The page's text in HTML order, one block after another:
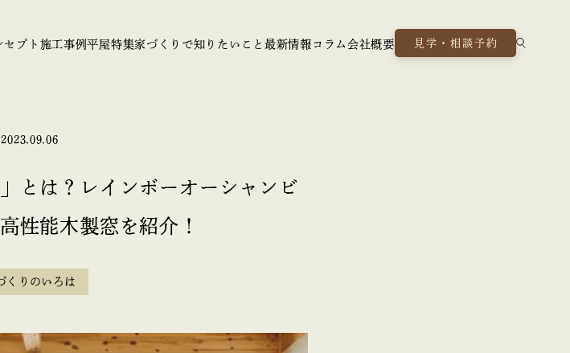
セプト 施工事例平屋特集家づくりで知りたいこと最新情報 コラム 会社概要 見学・相談予約
2023.09.06
とは？レインボーオーシャンビ
性能木製窓を紹介！
くりのいろは